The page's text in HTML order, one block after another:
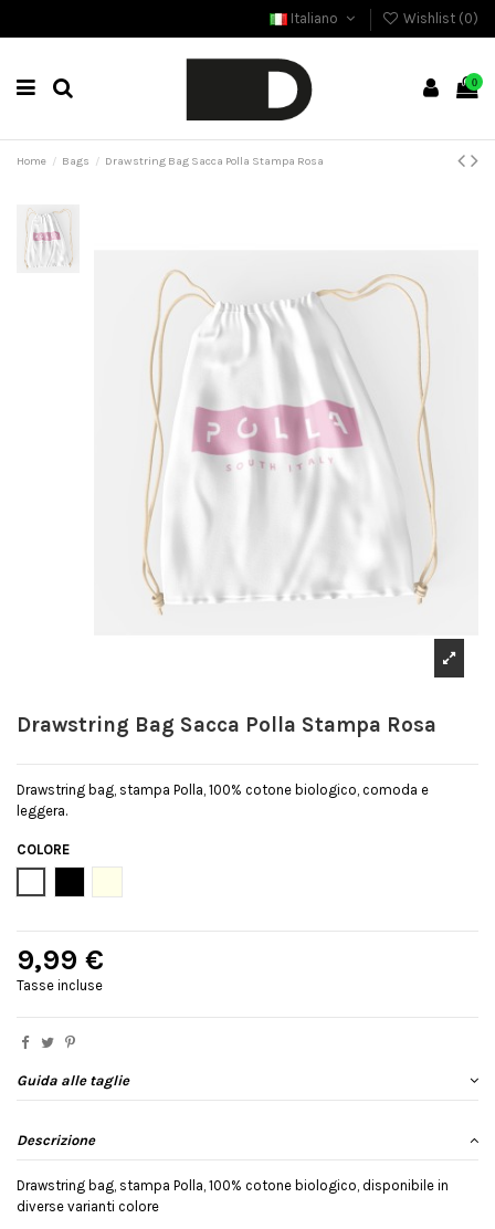
Italiano Wishlist (0)
0
Home Bags Drawstring Bag Sacca Polla Stampa Rosa
Drawstring Bag Sacca Polla Stampa Rosa
Drawstring bag, stampa Polla, 100% cotone biologico, comoda e
leggera.
COLORE
9,99 €
Tasse incluse
Guida alle taglie
Descrizione
Drawstring bag, stampa Polla, 100% cotone biologico, disponibile in
diverse varianti colore